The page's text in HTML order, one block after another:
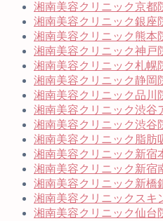
湘南美容クリニック京都
湘南美容クリニック銀座
湘南美容クリニック熊本
湘南美容クリニック神戸
湘南美容クリニック札幌
湘南美容クリニック静岡
湘南美容クリニック品川
湘南美容クリニック渋谷
湘南美容クリニック渋谷
湘南美容クリニック脂肪
湘南美容クリニック新宿
湘南美容クリニック新宿
湘南美容クリニック新橋
湘南美容クリニックスキ
湘南美容クリニック仙台